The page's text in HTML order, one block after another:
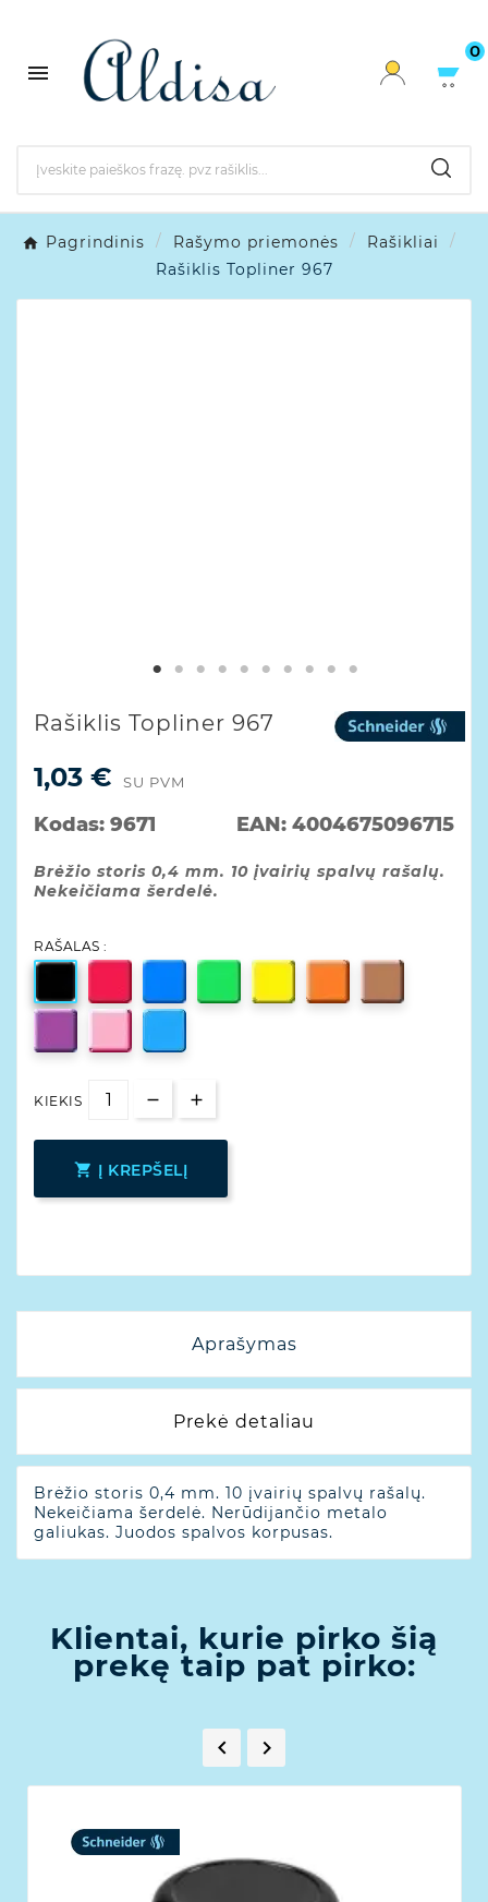

0
Pagrindinis Rašymo priemonės
Rašikliai
Rašiklis Topliner 967
Rašiklis Topliner 967
1,03 € SU PVM
Kodas: 9671 EAN: 4004675096715
Brėžio storis 0,4 mm. 10 įvairių spalvų rašalų.
Nekeičiama šerdelė.
RAŠALAS :
KIEKIS
 Į KREPŠELĮ
Aprašymas
Prekė detaliau
Brėžio storis 0,4 mm. 10 įvairių spalvų rašalų.
Nekeičiama šerdelė. Nerūdijančio metalo
galiukas. Juodos spalvos korpusas.
Klientai, kurie pirko šią
prekę taip pat pirko:
 